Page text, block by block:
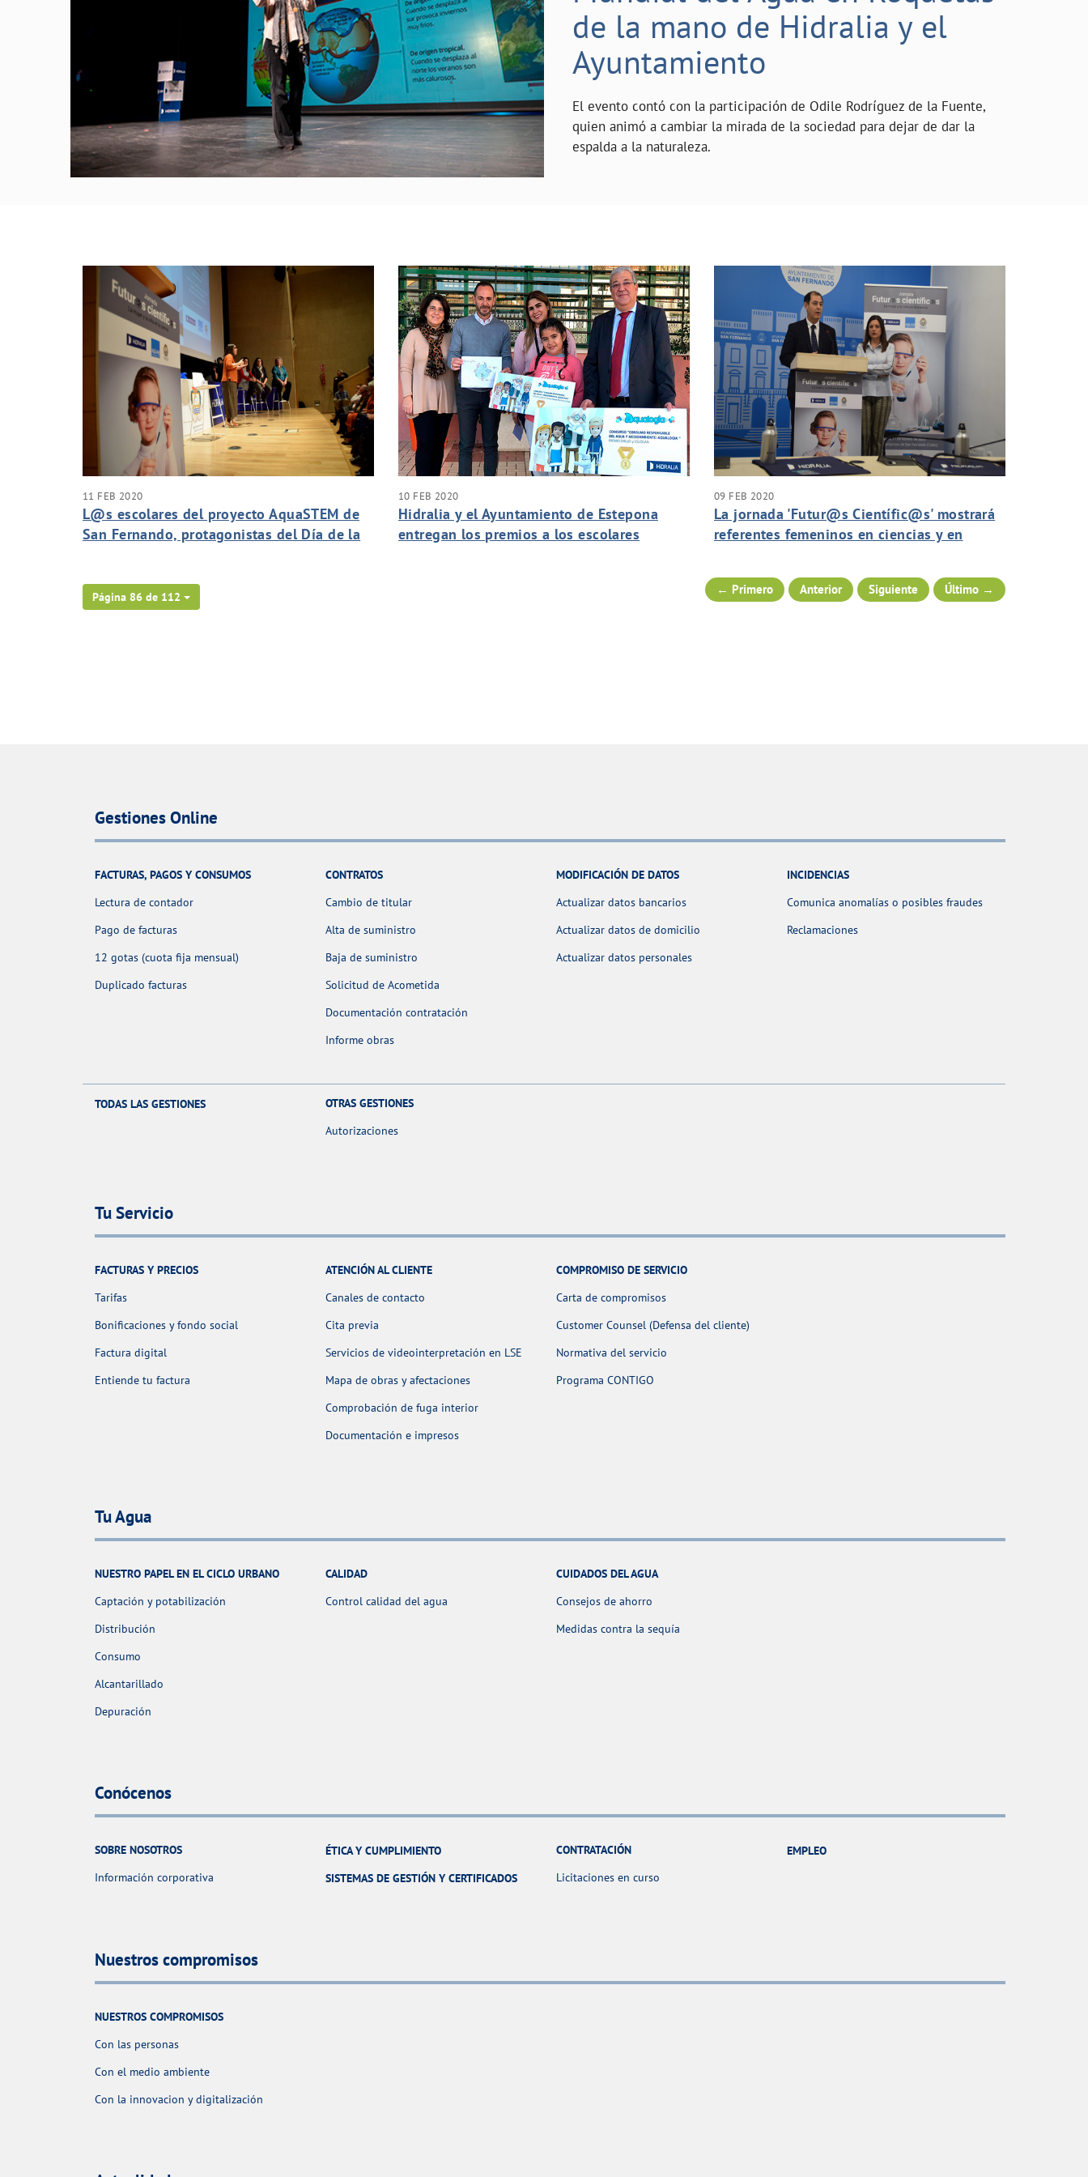
de la mano de Hidralia y el
Ayuntamiento
El evento contó con la participación de Odile Rodríguez de la Fuente,
quien animó a cambiar la mirada de la sociedad para dejar de dar la
espalda a la naturaleza.
11 FEB 2020
L@s escolares del proyecto AquaSTEM de
San Fernando, protagonistas del Día de la
10 FEB 2020
Hidralia y el Ayuntamiento de Estepona
entregan los premios a los escolares
09 FEB 2020
La jornada 'Futur@s Científic@s' mostrará
referentes femeninos en ciencias y en
la Mujer en la Ciencia'
Página 86 de 112
← Primero Anterior Siguiente Último →
Gestiones Online
FACTURAS, PAGOS Y CONSUMOS
Lectura de contador
Pago de facturas
12 gotas (cuota fija mensual)
Duplicado facturas
CONTRATOS
Cambio de titular
Alta de suministro
Baja de suministro
Solicitud de Acometida
Documentación contratación
Informe obras
MODIFICACIÓN DE DATOS
Actualizar datos bancarios
Actualizar datos de domicilio
Actualizar datos personales
INCIDENCIAS
Comunica anomalías o posibles fraudes
Reclamaciones
TODAS LAS GESTIONES
OTRAS GESTIONES
Autorizaciones
Tu Servicio
FACTURAS Y PRECIOS
Tarifas
Bonificaciones y fondo social
Factura digital
Entiende tu factura
ATENCIÓN AL CLIENTE
Canales de contacto
Cita previa
Servicios de videointerpretación en LSE
Mapa de obras y afectaciones
Comprobación de fuga interior
Documentación e impresos
COMPROMISO DE SERVICIO
Carta de compromisos
Customer Counsel (Defensa del cliente)
Normativa del servicio
Programa CONTIGO
Tu Agua
NUESTRO PAPEL EN EL CICLO URBANO
Captación y potabilización
Distribución
Consumo
Alcantarillado
Depuración
CALIDAD
Control calidad del agua
CUIDADOS DEL AGUA
Consejos de ahorro
Medidas contra la sequía
Conócenos
SOBRE NOSOTROS
Información corporativa
ÉTICA Y CUMPLIMIENTO
SISTEMAS DE GESTIÓN Y CERTIFICADOS
CONTRATACIÓN
Licitaciones en curso
EMPLEO
Nuestros compromisos
NUESTROS COMPROMISOS
Con las personas
Con el medio ambiente
Con la innovacion y digitalización